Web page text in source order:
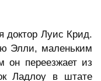
доктор Луис Крид.
Элли, маленьким
он переезжает из
Ладлоу в штате